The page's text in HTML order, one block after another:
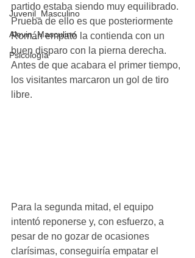
Juvenil_Masculino
Alevin_Masculino
Psicología
partido estaba siendo muy equilibrado.
Prueba de ello es que posteriormente
Román empató la contienda con un
buen disparo con la pierna derecha.
Antes de que acabara el primer tiempo,
los visitantes marcaron un gol de tiro
libre.
Para la segunda mitad, el equipo
intentó reponerse y, con esfuerzo, a
pesar de no gozar de ocasiones
clarísimas, conseguiría empatar el